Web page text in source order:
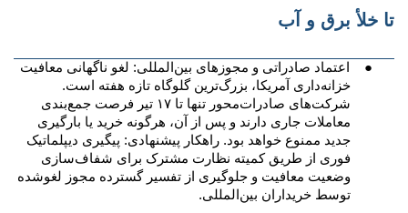
تا خلأ برق و آب
●
اعتماد صادراتی و مجوزهای بین‌المللی: لغو ناگهانی معافیت
خزانه‌داری آمریکا، بزرگ‌ترین گلوگاه تازه هفته است.
شرکت‌های صادرات‌محور تنها تا ۱۷ تیر فرصت جمع‌بندی
معاملات جاری دارند و پس از آن، هرگونه خرید یا بارگیری
جدید ممنوع خواهد بود. راهکار پیشنهادی: پیگیری دیپلماتیک
فوری از طریق کمیته نظارت مشترک برای شفاف‌سازی
وضعیت معافیت و جلوگیری از تفسیر گسترده مجوز لغوشده
توسط خریداران بین‌المللی.